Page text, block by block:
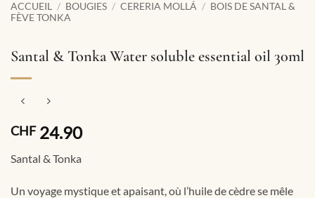
ACCUEIL / BOUGIES / CERERIA MOLLÁ / BOIS DE SANTAL &
FÈVE TONKA
Santal & Tonka Water soluble essential oil 30ml
CHF24.90
Santal & Tonka
Un voyage mystique et apaisant, où l’huile de cèdre se mêle